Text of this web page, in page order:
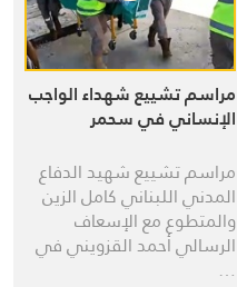
مراسم تشييع شهداء الواجب
الإنساني في سحمر
مراسم تشييع شهيد الدفاع
المدني اللبناني كامل الزين
والمتطوع مع الإسعاف
الرسالي أحمد القزويني في
…